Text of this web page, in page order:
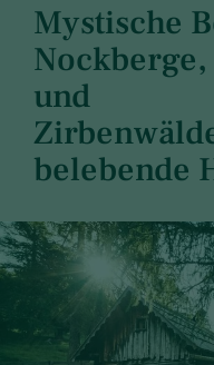
Mystische
und
belebende